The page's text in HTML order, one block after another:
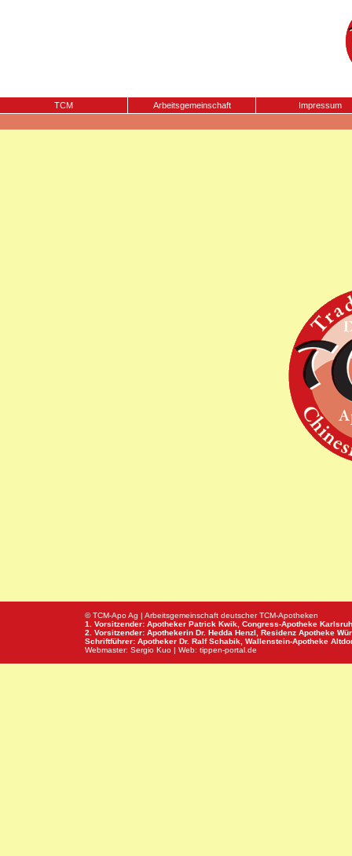
TCM Arbeitsgemeinschaft Impressum
© TCM-Apo Ag | Arbeitsgemeinschaft deutscher TCM-Apotheken
1. Vorsitzender: Apotheker Patrick Kwik, Congress-Apotheke
2. Vorsitzender: Apothekerin Dr. Hedda Henzl, Residenz Apotheke
Schriftführer: Apotheker Dr. Ralf Schabik, Wallenstein-Apotheke
Webmaster: Sergio Kuo | Web: tippen-portal.de